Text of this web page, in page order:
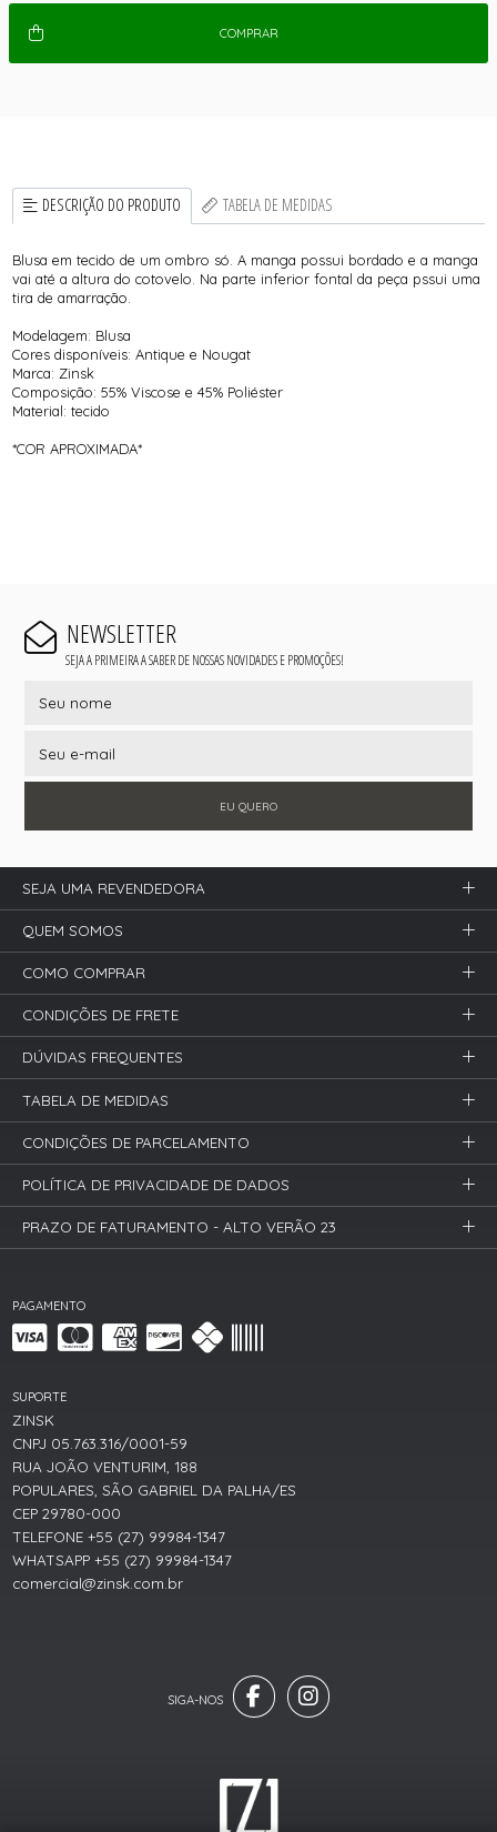
COMPRAR
DESCRIÇÃO DO PRODUTO TABELA DE MEDIDAS
Blusa em tecido de um ombro só. A manga possui bordado e a manga
vai até a altura do cotovelo. Na parte inferior fontal da peça pssui uma
tira de amarração.
Modelagem: Blusa
Cores disponíveis: Antique e Nougat
Marca: Zinsk
Composição: 55% Viscose e 45% Poliéster
Material: tecido
*COR APROXIMADA*
NEWSLETTER
SEJA A PRIMEIRA A SABER DE NOSSAS NOVIDADES E PROMOÇÕES!
EU QUERO
PAGAMENTO
SUPORTE
ZINSK
CNPJ 05.763.316/0001-59
RUA JOÃO VENTURIM, 188
POPULARES, SÃO GABRIEL DA PALHA/ES
CEP 29780-000
TELEFONE +55 (27) 99984-1347
WHATSAPP +55 (27) 99984-1347
comercial@zinsk.com.br
SEJA UMA REVENDEDORA
QUEM SOMOS
COMO COMPRAR
CONDIÇÕES DE FRETE
DÚVIDAS FREQUENTES
TABELA DE MEDIDAS
CONDIÇÕES DE PARCELAMENTO
POLÍTICA DE PRIVACIDADE DE DADOS
PRAZO DE FATURAMENTO - ALTO VERÃO 23